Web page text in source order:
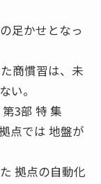
足かせとなっ
商慣習は、未
い。
特 集
点では 地盤が
拠点の自動化